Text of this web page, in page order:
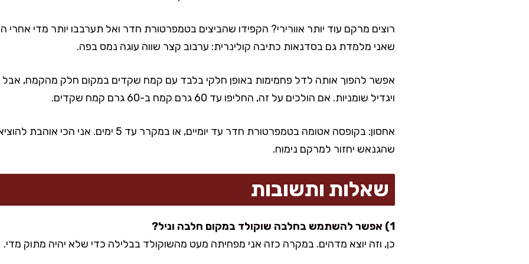
רוצים מרקם עוד יותר אוורירי? הקפידו שהביצים בטמפרטורת חדר ואל תערבבו יותר מדי
שאני מלמדת גם בסדנאות כתיבה קולינרית: ערבוב קצר שווה עוגה נמס בפה.
אפשר להפוך אותה לדל פחמימות באופן חלקי בלבד עם קמח שקדים במקום חלק מהקמח,
ויגדיל שומניות. אם הולכים על זה, החליפו עד 60 גרם קמח ב-60 גרם קמח שקדים.
שהגנאש יחזור למרקם נימוח.
שאלות ותשובות
1) אפשר להשתמש בחלבה שוקולד במקום חלבה וניל?
כן, וזה יוצא מדהים. במקרה כזה אני מפחיתה מעט מהשוקולד בבלילה כדי שלא יהיה מתוק מדי.